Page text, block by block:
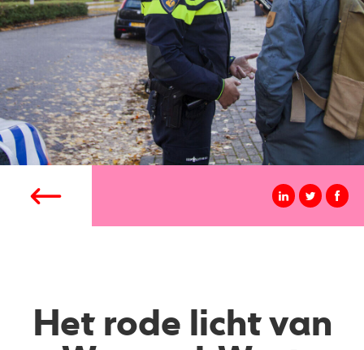
Het rode licht van